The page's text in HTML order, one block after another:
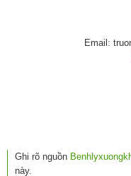
Email:
Ghi rõ nguồn
này.